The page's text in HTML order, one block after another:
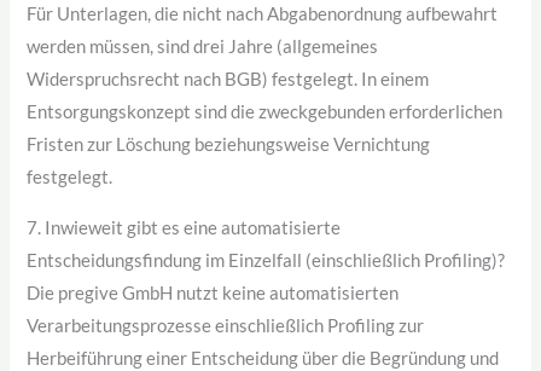
Für Unterlagen, die nicht nach Abgabenordnung aufbewahrt
werden müssen, sind drei Jahre (allgemeines
Widerspruchsrecht nach BGB) festgelegt. In einem
Entsorgungskonzept sind die zweckgebunden erforderlichen
Fristen zur Löschung beziehungsweise Vernichtung
festgelegt.
7. Inwieweit gibt es eine automatisierte
Entscheidungsfindung im Einzelfall (einschließlich Profiling)?
Die pregive GmbH nutzt keine automatisierten
Verarbeitungsprozesse einschließlich Profiling zur
Herbeiführung einer Entscheidung über die Begründung und